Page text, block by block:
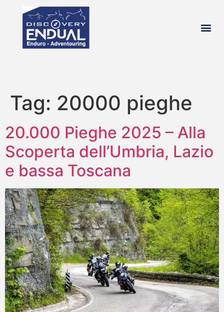
Tag: 20000 pieghe
20.000 Pieghe 2025 – Alla
Scoperta dell’Umbria, Lazio
e bassa Toscana